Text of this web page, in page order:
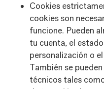
Cookies
cookies son
funcione. Pueden
tu cuenta, el
personalización o
También se
técnicos tales